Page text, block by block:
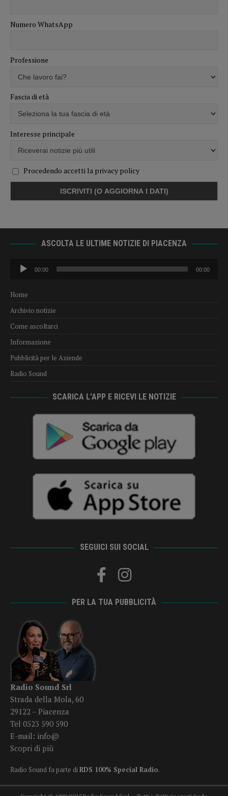
Numero WhatsApp
Professione
Fascia di età
Interesse principale
Procedendo accetti la privacy policy
ASCOLTA LE ULTIME NOTIZIE DI PIACENZA
Audio
Player
00:00 00:00
Home
Archivio notizie
Come ascoltarci
Informazione
Pubblicità per le Aziende
Radio Sound
SCARICA L’APP E RICEVI LE NOTIZIE
SEGUICI SUI SOCIAL
PER LA TUA PUBBLICITÀ
Radio Sound Srl
Strada della Mola, 60
29122 – Piacenza
Tel 0523 590 590
E-mail: info@
Scopri di più
Radio Sound fa parte di RDS 100% Special Radio.